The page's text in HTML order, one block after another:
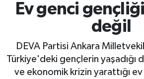
Ev genci
değil
DEVA Partisi Ankara
Türkiye'deki gençlerin yaşadığı
ve ekonomik krizin yarattığı